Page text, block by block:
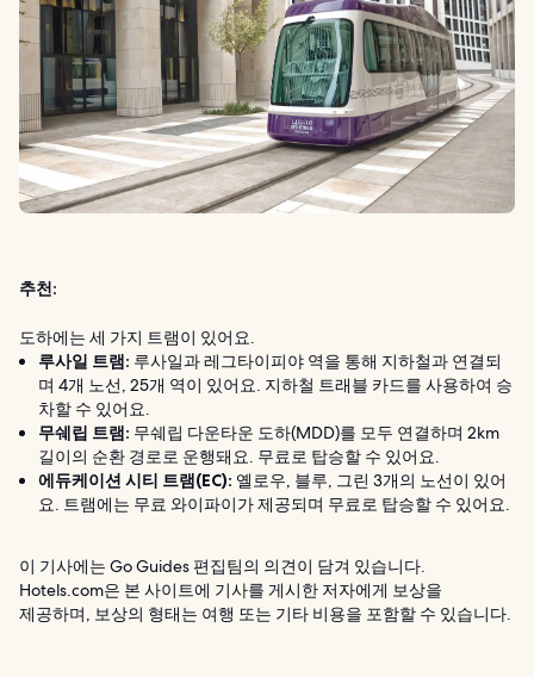
추천:
도하에는 세 가지 트램이 있어요.
루사일 트램: 루사일과 레그타이피야 역을 통해 지하철과 연결되
며 4개 노선, 25개 역이 있어요. 지하철 트래블 카드를 사용하여 승
차할 수 있어요.
무쉐립 트램: 무쉐립 다운타운 도하(MDD)를 모두 연결하며 2km
길이의 순환 경로로 운행돼요. 무료로 탑승할 수 있어요.
에듀케이션 시티 트램(EC): 옐로우, 블루, 그린 3개의 노선이 있어
요. 트램에는 무료 와이파이가 제공되며 무료로 탑승할 수 있어요.
이 기사에는 Go Guides 편집팀의 의견이 담겨 있습니다.
Hotels.com은 본 사이트에 기사를 게시한 저자에게 보상을
제공하며, 보상의 형태는 여행 또는 기타 비용을 포함할 수 있습니다.